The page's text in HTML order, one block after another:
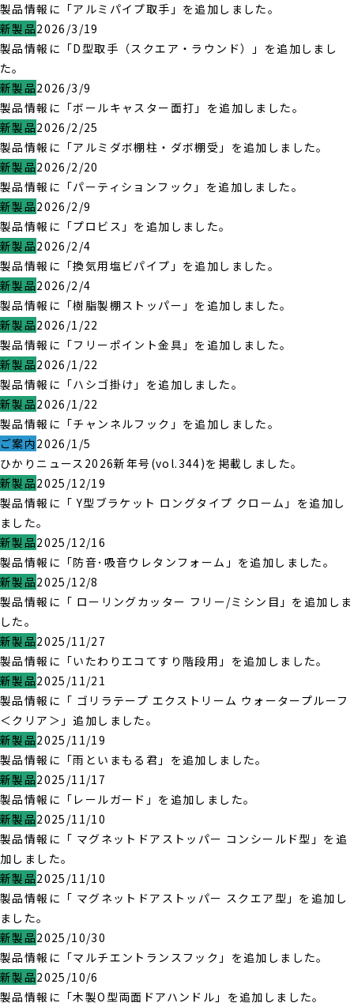
製品情報に「アルミパイプ取手」を追加しました。
新製品2026/3/19
製品情報に「D型取手（スクエア・ラウンド）」を追加しまし
た。
新製品2026/3/9
製品情報に「ボールキャスター面打」を追加しました。
新製品2026/2/25
製品情報に「アルミダボ棚柱・ダボ棚受」を追加しました。
新製品2026/2/20
製品情報に「パーティションフック」を追加しました。
新製品2026/2/9
製品情報に「プロビス」を追加しました。
新製品2026/2/4
製品情報に「換気用塩ビパイプ」を追加しました。
新製品2026/2/4
製品情報に「樹脂製棚ストッパー」を追加しました。
新製品2026/1/22
製品情報に「フリーポイント金具」を追加しました。
新製品2026/1/22
製品情報に「ハシゴ掛け」を追加しました。
新製品2026/1/22
製品情報に「チャンネルフック」を追加しました。
ご案内2026/1/5
ひかりニュース2026新年号(vol.344)を掲載しました。
新製品2025/12/19
製品情報に「 Y型ブラケット ロングタイプ クローム」を追加し
ました。
新製品2025/12/16
製品情報に「防音･吸音ウレタンフォーム」を追加しました。
新製品2025/12/8
製品情報に「 ローリングカッター フリー/ミシン目」を追加しま
した。
新製品2025/11/27
製品情報に「いたわりエコてすり階段用」を追加しました。
新製品2025/11/21
製品情報に「 ゴリラテープ エクストリーム ウォータープルーフ
＜クリア＞」追加しました。
新製品2025/11/19
製品情報に「雨といまもる君」を追加しました。
新製品2025/11/17
製品情報に「レールガード」を追加しました。
新製品2025/11/10
製品情報に「 マグネットドアストッパー コンシールド型」を追
加しました。
新製品2025/11/10
製品情報に「 マグネットドアストッパー スクエア型」を追加し
ました。
新製品2025/10/30
製品情報に「マルチエントランスフック」を追加しました。
新製品2025/10/6
製品情報に「木製O型両面ドアハンドル」を追加しました。